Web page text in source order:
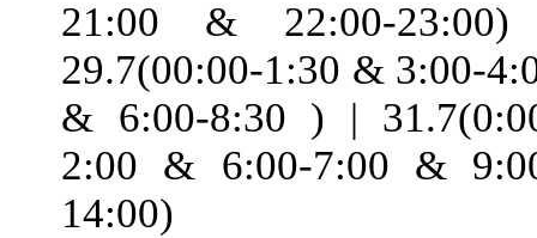
21:00 & 22:00-
29.7(00:00-1:30 & 3:00-
& 6:00-8:30 ) |
2:00 & 6:00-7:00 &
14:00)